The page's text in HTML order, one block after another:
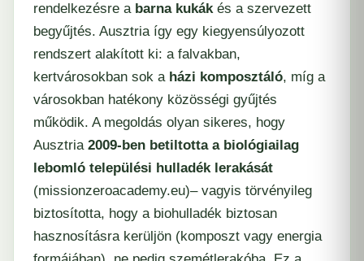
rendelkezésre a barna kukákés a szervezett
begyűjtés. Ausztria így egy kiegyensúlyozott
rendszert alakított ki: a falvakban,
kertvárosokban sok a házi komposztáló, míg a
városokban hatékony közösségi gyűjtés
működik. A megoldás olyan sikeres, hogy
Ausztria 2009-ben betiltotta a biológiailag
lebomló települési hulladék lerakását
(missionzeroacademy.eu)– vagyis törvényileg
biztosította, hogy a biohulladék biztosan
hasznosításra kerüljön (komposzt vagy energia